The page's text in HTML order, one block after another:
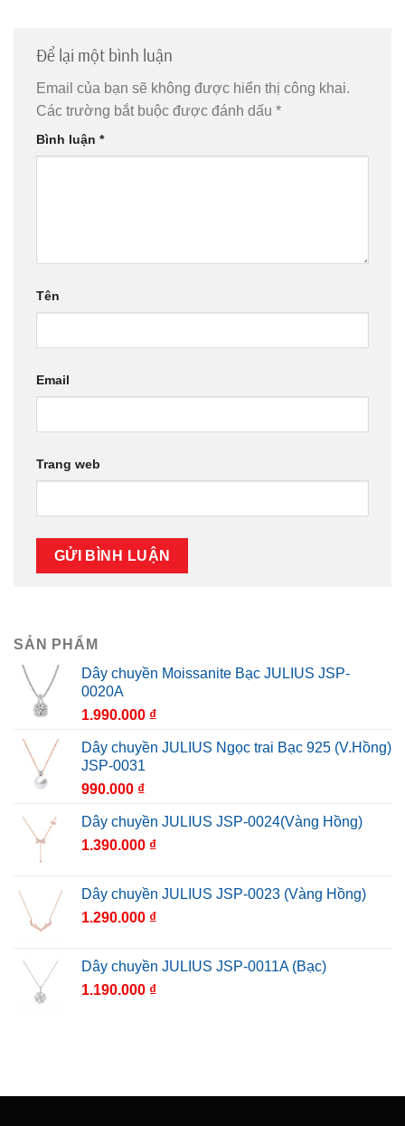
Để lại một bình luận
Email của bạn sẽ không được hiển thị công khai.
Các trường bắt buộc được đánh dấu *
Bình luận *
Tên
Email
Trang web
SẢN PHẨM
Dây chuyền Moissanite Bạc JULIUS JSP-
0020A
1.990.000 ₫
Dây chuyền JULIUS Ngọc trai Bạc 925 (V.Hồng)
JSP-0031
990.000 ₫
Dây chuyền JULIUS JSP-0024(Vàng Hồng)
1.390.000 ₫
Dây chuyền JULIUS JSP-0023 (Vàng Hồng)
1.290.000 ₫
Dây chuyền JULIUS JSP-0011A (Bạc)
1.190.000 ₫